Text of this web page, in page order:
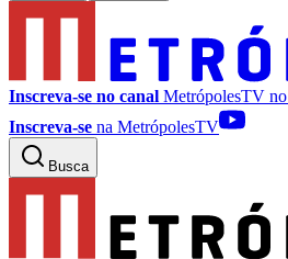
Inscreva-se no canal MetrópolesTV no
Inscreva-se na MetrópolesTV
Busca